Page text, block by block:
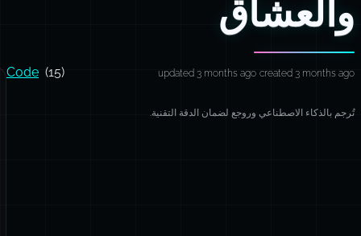
والعشاق
created 3 months ago
updated 3 months ago
Code (15)
تُرجم بالذكاء الاصطناعي وروجع لضمان الدقة التقنية.